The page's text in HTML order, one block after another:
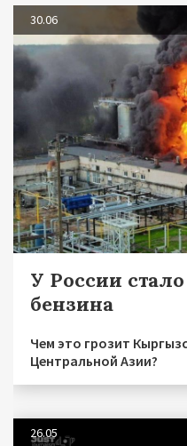
30.06
У России
бензина
Чем это грозит
Центральной Азии?
26.05